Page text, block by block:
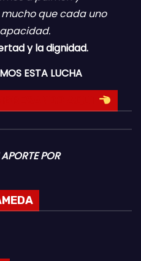
que cada uno
y la dignidad.
ESTA LUCHA
POR